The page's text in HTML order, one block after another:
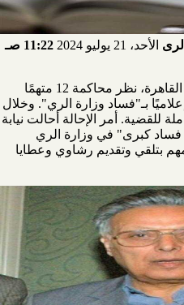
الأحد، 21 يوليو 2024 11:22 صـ
تستكمل، بعد قليل، محكمة جنايات القاهرة، نظر محاكمة 12 متهمًا
بـ"فساد وزارة الري". وخلال
للقضية. أمر الإحالة أحالت نيابة
فساد كبرى" في وزارة الري
بتلقي وتقديم رشاوي وعطايا